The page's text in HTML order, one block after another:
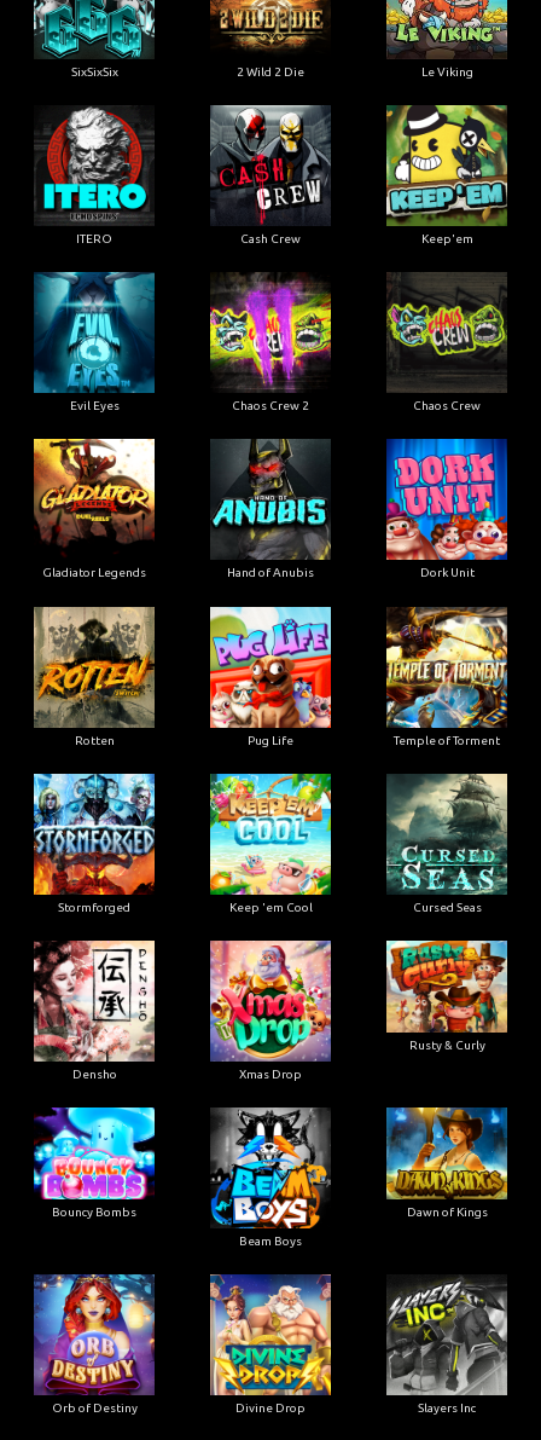
SixSixSix 2 Wild 2 Die Le Viking
ITERO Cash Crew Keep'em
Evil Eyes Chaos Crew 2 Chaos Crew
Gladiator Legends Hand of Anubis Dork Unit
Rotten Pug Life Temple of Torment
Stormforged Keep 'em Cool Cursed Seas
Densho Xmas Drop
Rusty & Curly
Bouncy Bombs
Beam Boys
Dawn of Kings
Orb of Destiny Divine Drop Slayers Inc